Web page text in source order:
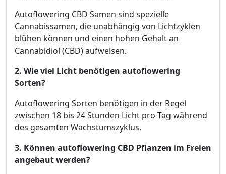
Autoflowering CBD Samen sind spezielle
Cannabissamen, die unabhängig von Lichtzyklen
blühen können und einen hohen Gehalt an
Cannabidiol (CBD) aufweisen.
2. Wie viel Licht benötigen autoflowering
Sorten?
Autoflowering Sorten benötigen in der Regel
zwischen 18 bis 24 Stunden Licht pro Tag während
des gesamten Wachstumszyklus.
3. Können autoflowering CBD Pflanzen im Freien
angebaut werden?